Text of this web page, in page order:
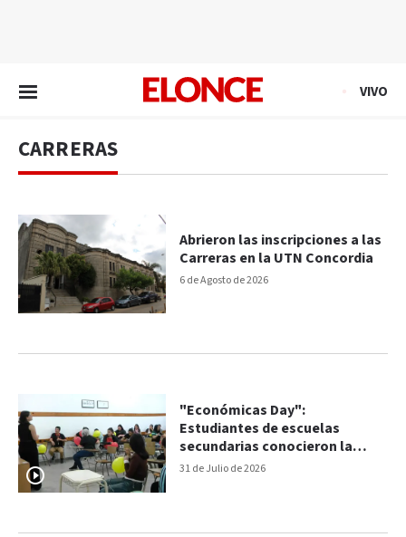
VIVO
CARRERAS
6 de Agosto de 2026
Abrieron las inscripciones a las
Carreras en la UTN Concordia
31 de Julio de 2026
"Económicas Day":
Estudiantes de escuelas
secundarias conocieron la
oferta académica de la FCE